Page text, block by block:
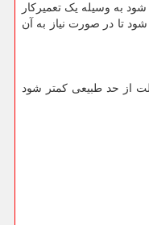
به وسیله یک تعمیرکار
تا در صورت نیاز به آن
از حد طبیعی کمتر شود